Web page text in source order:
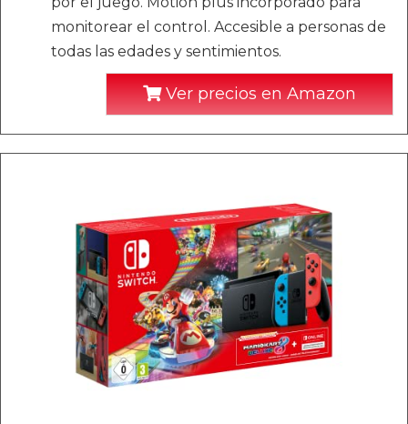
monitorear el control. Accesible a personas de
todas las edades y sentimientos.
Ver precios en Amazon